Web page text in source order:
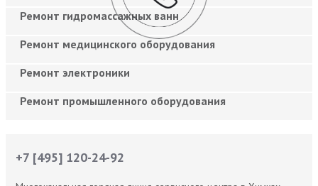
Ремонт гидромассажных ванн
Ремонт медицинского оборудования
Ремонт электроники
Ремонт промышленного оборудования
+7 [495] 120-24-92